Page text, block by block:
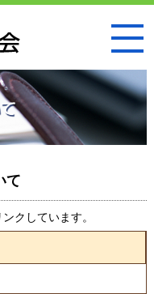
て
クしています。